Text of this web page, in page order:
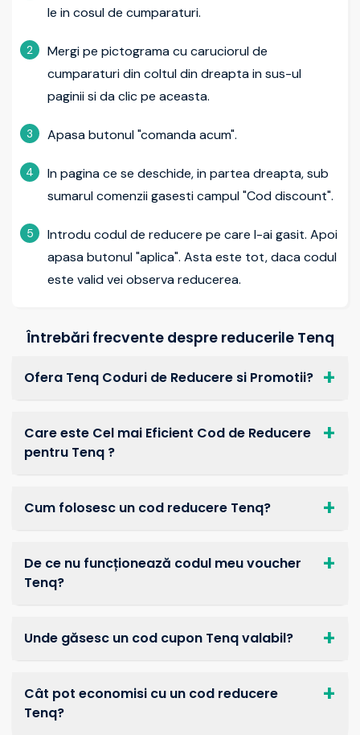
le in cosul de cumparaturi.
2
Mergi pe pictograma cu caruciorul de
cumparaturi din coltul din dreapta in sus-ul
paginii si da clic pe aceasta.
3 Apasa butonul "comanda acum".
4
In pagina ce se deschide, in partea dreapta, sub
sumarul comenzii gasesti campul "Cod discount".
5
Introdu codul de reducere pe care l-ai gasit. Apoi
apasa butonul "aplica". Asta este tot, daca codul
este valid vei observa reducerea.
Întrebări frecvente despre reducerile Tenq
Ofera Tenq Coduri de Reducere si Promotii?
Care este Cel mai Eficient Cod de Reducere
pentru Tenq ?
Cum folosesc un cod reducere Tenq?
De ce nu funcționează codul meu voucher
Tenq?
Unde găsesc un cod cupon Tenq valabil?
Cât pot economisi cu un cod reducere
Tenq?